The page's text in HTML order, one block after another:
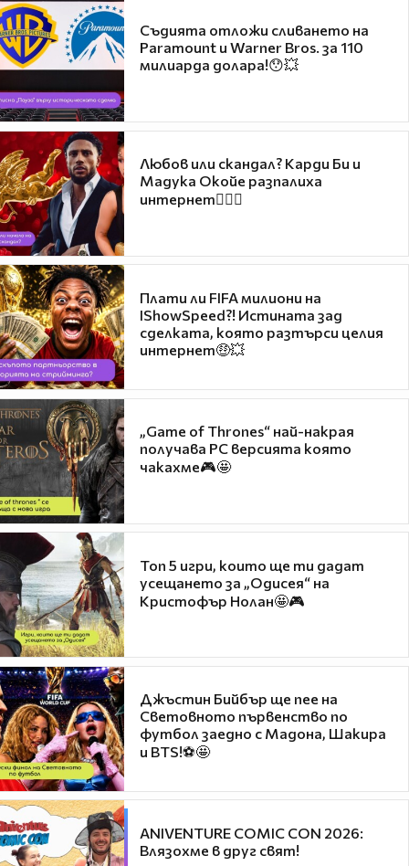
Съдията отложи сливането на
Paramount и Warner Bros. за 110
милиарда долара!😯💥
Любов или скандал? Карди Би и
Мадука Окойе разпалиха
интернет❤️‍🔥🔥
Плати ли FIFA милиони на
IShowSpeed?! Истината зад
сделката, която разтърси целия
интернет🤑💥
„Game of Thrones“ най-накрая
получава PC версията която
чакахме🎮🤩
Топ 5 игри, които ще ти дадат
усещането за „Одисея“ на
Кристофър Нолан🤩🎮
Джъстин Бийбър ще пее на
Световното първенство по
футбол заедно с Мадона, Шакира
и BTS!⚽🤩
ANIVENTURE COMIC CON 2026:
Влязохме в друг свят!